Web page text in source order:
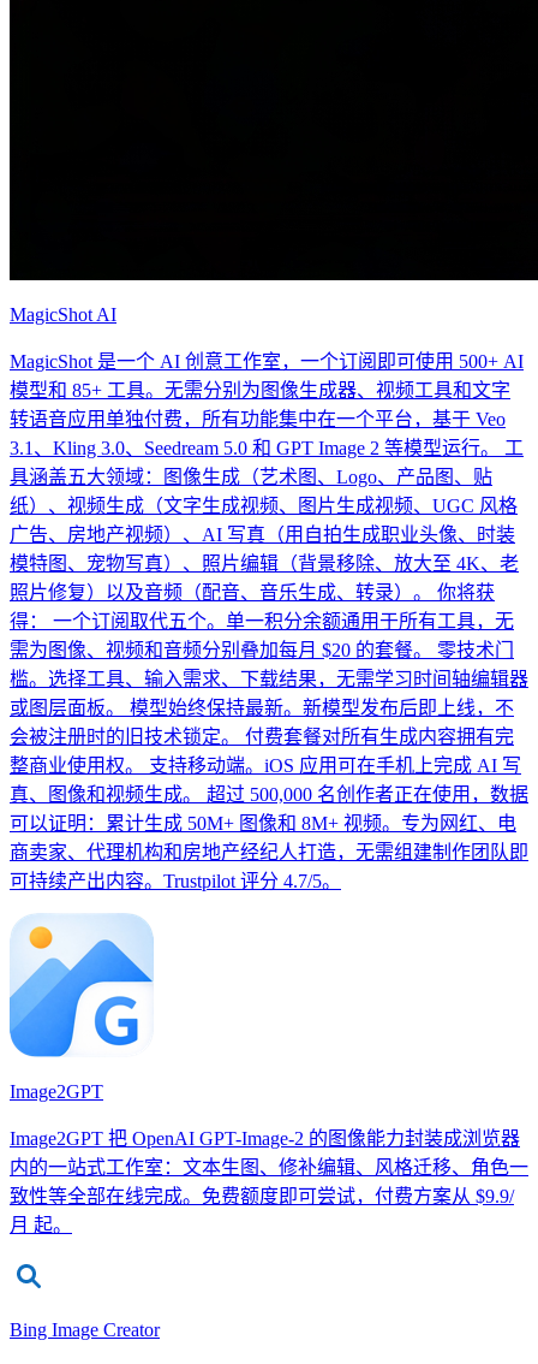
MagicShot AI
MagicShot 是一个 AI 创意工作室，一个订阅即可使用 500+ AI
模型和 85+ 工具。无需分别为图像生成器、视频工具和文字
转语音应用单独付费，所有功能集中在一个平台，基于 Veo
3.1、Kling 3.0、Seedream 5.0 和 GPT Image 2 等模型运行。 工
具涵盖五大领域：图像生成（艺术图、Logo、产品图、贴
纸）、视频生成（文字生成视频、图片生成视频、UGC 风格
广告、房地产视频）、AI 写真（用自拍生成职业头像、时装
模特图、宠物写真）、照片编辑（背景移除、放大至 4K、老
照片修复）以及音频（配音、音乐生成、转录）。 你将获
得： 一个订阅取代五个。单一积分余额通用于所有工具，无
需为图像、视频和音频分别叠加每月 $20 的套餐。 零技术门
槛。选择工具、输入需求、下载结果，无需学习时间轴编辑器
或图层面板。 模型始终保持最新。新模型发布后即上线，不
会被注册时的旧技术锁定。 付费套餐对所有生成内容拥有完
整商业使用权。 支持移动端。iOS 应用可在手机上完成 AI 写
真、图像和视频生成。 超过 500,000 名创作者正在使用，数据
可以证明：累计生成 50M+ 图像和 8M+ 视频。专为网红、电
商卖家、代理机构和房地产经纪人打造，无需组建制作团队即
可持续产出内容。Trustpilot 评分 4.7/5。
Image2GPT
Image2GPT 把 OpenAI GPT-Image-2 的图像能力封装成浏览器
内的一站式工作室：文本生图、修补编辑、风格迁移、角色一
致性等全部在线完成。免费额度即可尝试，付费方案从 $9.9/
月 起。
Bing Image Creator